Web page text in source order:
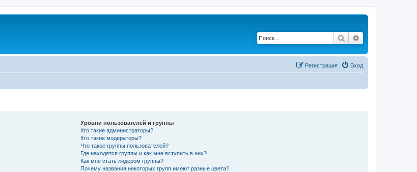
Поиск
Вход
Регистрация
Уровни пользователей и группы
Кто такие администраторы?
Кто такие модераторы?
Что такое группы пользователей?
Где находятся группы и как мне вступить в них?
Как мне стать лидером группы?
Почему названия некоторых групп имеют разные цвета?